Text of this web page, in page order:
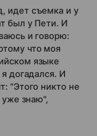
идет съемка и у
был у Пети. И
и говорю:
что моя
языке
догадался. И
"Этого никто не
уже знаю",